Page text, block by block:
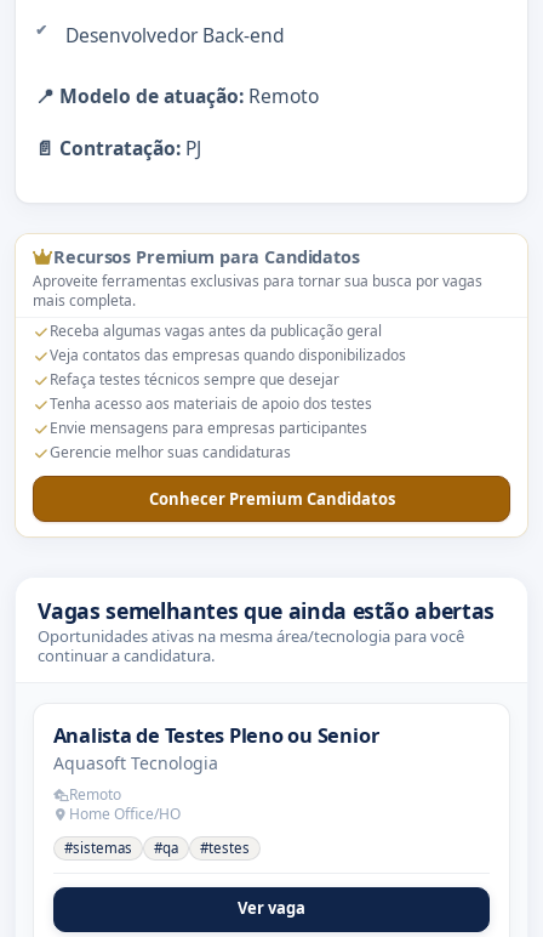
Desenvolvedor Back-end
📍 Modelo de atuação: Remoto
📄 Contratação: PJ
Recursos Premium para Candidatos
Aproveite ferramentas exclusivas para tornar sua busca por vagas
mais completa.
Receba algumas vagas antes da publicação geral
Veja contatos das empresas quando disponibilizados
Refaça testes técnicos sempre que desejar
Tenha acesso aos materiais de apoio dos testes
Envie mensagens para empresas participantes
Gerencie melhor suas candidaturas
Conhecer Premium Candidatos
Vagas semelhantes que ainda estão abertas
Oportunidades ativas na mesma área/tecnologia para você
continuar a candidatura.
Analista de Testes Pleno ou Senior
Aquasoft Tecnologia
Remoto
Home Office/HO
#sistemas #qa #testes
Ver vaga